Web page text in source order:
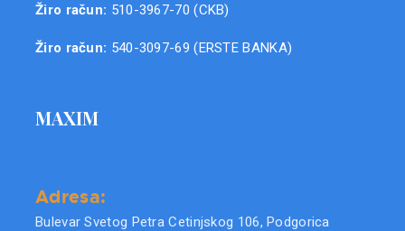
Žiro račun: 510-3967-70 (CKB)
Žiro račun: 540-3097-69 (ERSTE BANKA)
MAXIM
Adresa:
Bulevar Svetog Petra Cetinjskog 106, Podgorica